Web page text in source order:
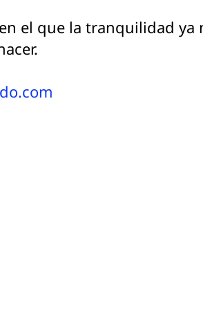
el que la tranquilidad ya